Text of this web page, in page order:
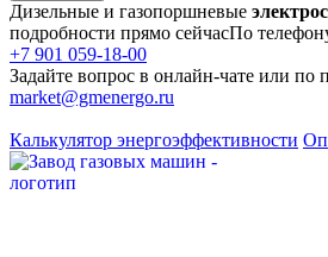
Дизельные и газопоршневые
подробности прямо сейчасПо
+7 901 059-18-00
Задайте вопрос в онлайн-чате или по
market@gmenergo.ru
Калькулятор энергоэффективности